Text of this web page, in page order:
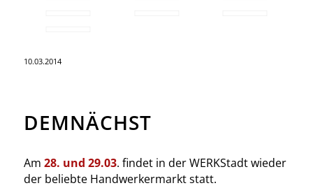
10.03.2014
DEMNÄCHST
Am 28. und 29.03. findet in der WERKStadt wieder
der beliebte Handwerkermarkt statt.